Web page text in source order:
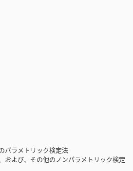
パラメトリック検定法
および、その他のノンパラメトリック検定